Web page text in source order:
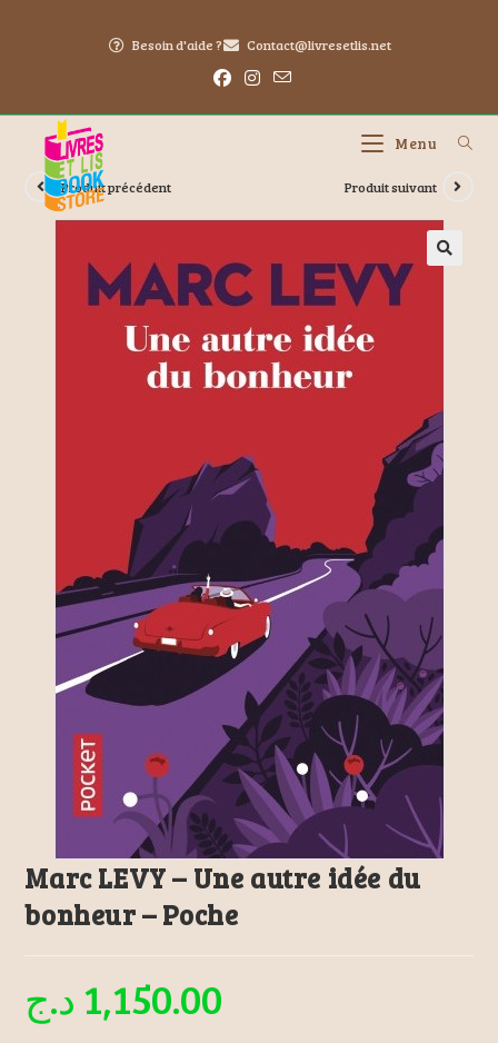
Besoin d'aide ? Contact@livresetlis.net
Menu
Produit précédent Produit suivant
Marc LEVY – Une autre idée du
bonheur – Poche
1,150.00 د.ج